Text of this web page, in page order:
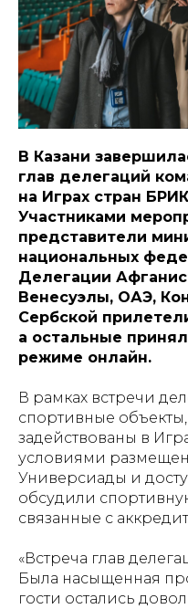
В Казани
глав делегаций
на Играх стран
Участниками
представители
национальных
Делегации
Венесуэлы, ОАЭ,
Сербской
а остальные
режиме онлайн.
В рамках встречи
спортивные
задействованы в
условиями
Универсиады и
обсудили
связанные с
«Встреча глав
Была насыщенная
гости остались